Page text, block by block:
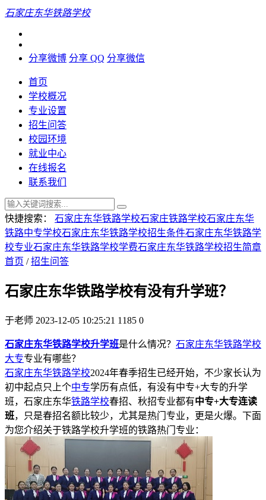
石家庄东华铁路学校
分享微博 分享 QQ 分享微信
首页
学校概况
专业设置
招生问答
校园环境
就业中心
在线报名
联系我们
快捷搜索： 石家庄东华铁路学校石家庄铁路学校石家庄东华
铁路中专学校石家庄东华铁路学校招生条件石家庄东华铁路学
校专业石家庄东华铁路学校学费石家庄东华铁路学校招生简章
首页 /招生问答
石家庄东华铁路学校有没有升学班？
于老师 2023-12-05 10:25:21 1185 0
石家庄东华铁路学校升学班是什么情况？ 石家庄东华铁路学校
大专专业有哪些？
石家庄东华铁路学校2024年春季招生已经开始，不少家长认为
初中起点只上个中专学历有点低，有没有中专+大专的升学
班，石家庄东华铁路学校春招、秋招专业都有中专+大专连读
班，只是春招名额比较少，尤其是热门专业，更是火爆。下面
为您介绍关于铁路学校升学班的铁路热门专业：